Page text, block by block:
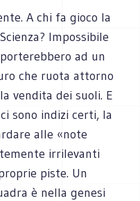
A chi fa gioco la
Impossibile
ad un
che ruota attorno
vendita dei suoli. E
sono indizi certi, la
alle «note
irrilevanti
piste. Un
è nella genesi